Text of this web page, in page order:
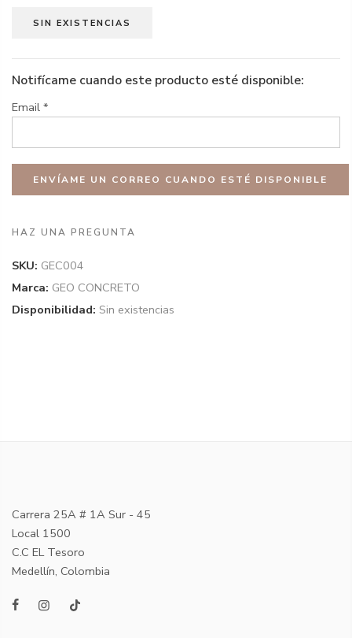
SIN EXISTENCIAS
Notifícame cuando este producto esté disponible:
Email *
HAZ UNA PREGUNTA
SKU: GEC004
Marca: GEO CONCRETO
Disponibilidad: Sin existencias
Carrera 25A # 1A Sur - 45
Local 1500
C.C EL Tesoro
Medellín, Colombia